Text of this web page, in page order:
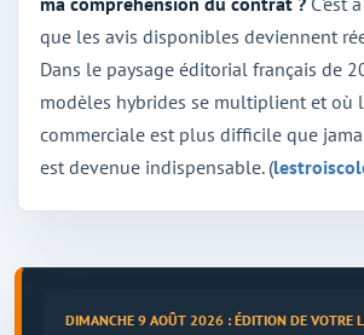
que les avis disponibles deviennent
Dans le paysage éditorial français de
modèles hybrides se multiplient et où
commerciale est plus difficile que
est devenue indispensable. (
DIMANCHE 9 AOÛT 2026 : ÉDITION DE VOTRE